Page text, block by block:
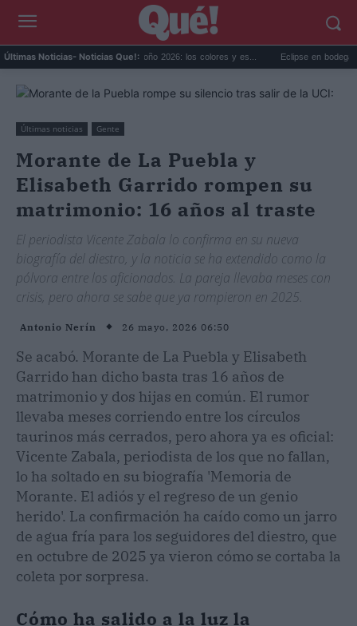
Últimas Noticias- Noticias Que!:
Tendencias decoración otoño 2026: los colores y es... Eclipse en bodegas de
Últimas noticias Gente
Morante de La Puebla y
Elisabeth Garrido rompen su
matrimonio: 16 años al traste
El periodista Vicente Zabala lo confirma en su nueva
biografía del diestro, y la noticia se ha extendido como la
pólvora entre los aficionados. La pareja llevaba meses con
crisis, pero ahora se sabe que ya rompieron en 2025.
Antonio Nerín 26 mayo, 2026 06:50
Se acabó. Morante de La Puebla y Elisabeth
Garrido han dicho basta tras 16 años de
matrimonio y dos hijas en común. El rumor
llevaba meses corriendo entre los círculos
taurinos más cerrados, pero ahora ya es oficial:
Vicente Zabala, periodista de los que no fallan,
lo ha soltado en su biografía 'Memoria de
Morante. El adiós y el regreso de un genio
herido'. La confirmación ha caído como un jarro
de agua fría para los seguidores del diestro, que
en octubre de 2025 ya vieron cómo se cortaba la
coleta por sorpresa.
Cómo ha salido a la luz la